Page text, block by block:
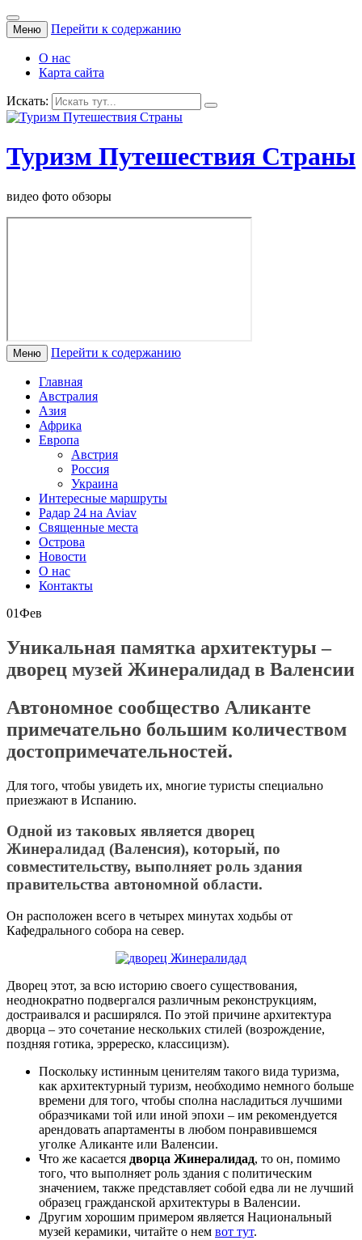
Меню Перейти к содержанию
О нас
Карта сайта
Искать:
Туризм Путешествия Страны
видео фото обзоры
Меню Перейти к содержанию
Главная
Австралия
Азия
Африка
Европа
Австрия
Россия
Украина
Интересные маршруты
Радар 24 на Aviav
Священные места
Острова
Новости
О нас
Контакты
01Фев
Уникальная памятка архитектуры –
дворец музей Жинералидад в Валенсии
Автономное сообщество Аликанте
примечательно большим количеством
достопримечательностей.
Для того, чтобы увидеть их, многие туристы специально
приезжают в Испанию.
Одной из таковых является дворец
Жинералидад (Валенсия), который, по
совместительству, выполняет роль здания
правительства автономной области.
Он расположен всего в четырех минутах ходьбы от
Кафедрального собора на север.
Дворец этот, за всю историю своего существования,
неоднократно подвергался различным реконструкциям,
достраивался и расширялся. По этой причине архитектура
дворца – это сочетание нескольких стилей (возрождение,
поздняя готика, эрререско, классицизм).
Поскольку истинным ценителям такого вида туризма,
как архитектурный туризм, необходимо немного больше
времени для того, чтобы сполна насладиться лучшими
образчиками той или иной эпохи – им рекомендуется
арендовать апартаменты в любом понравившемся
уголке Аликанте или Валенсии.
Что же касается дворца Жинералидад, то он, помимо
того, что выполняет роль здания с политическим
значением, также представляет собой едва ли не лучший
образец гражданской архитектуры в Валенсии.
Другим хорошим примером является Национальный
музей керамики, читайте о нем вот тут.